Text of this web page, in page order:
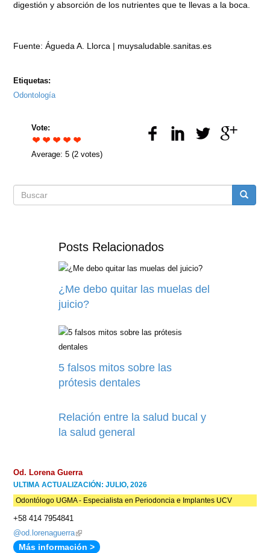
digestión y absorción de los nutrientes que te llevas a la boca.
Fuente: Águeda A. Llorca | muysaludable.sanitas.es
Etiquetas:
Odontología
Vote:
Average:5 (2 votes)
Formulario
búsqueda
Posts Relacionados
¿Me debo quitar las muelas del
juicio?
5 falsos mitos sobre las
prótesis dentales
Relación entre la salud bucal y
la salud general
Od. Lorena Guerra
ULTIMA ACTUALIZACIÓN: JULIO, 2026
Odontólogo UGMA - Especialista en Periodoncia e Implantes UCV
+58 414 7954841
@od.lorenaguerra(link
is
Más información >